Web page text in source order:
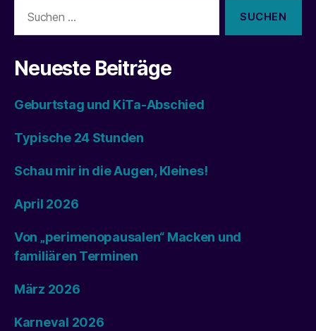
nach:
Neueste Beiträge
Geburtstag und KiTa-Abschied
Typische 24 Stunden
Schau mir in die Augen, Kleines!
April 2026
Von „perimenopausalen“ Macken und
familiären Terminen
März 2026
Karneval 2026